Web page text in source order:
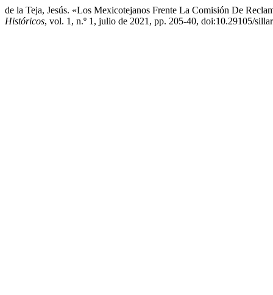
de la Teja, Jesús. «Los Mexicotejanos Frente La Comisión De
Históricos, vol. 1, n.º 1, julio de 2021, pp. 205-40, doi:10.29105/